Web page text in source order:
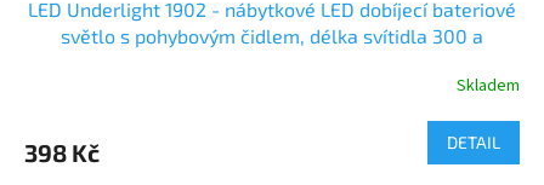
LED Underlight 1902 - nábytkové LED dobíjecí bateriové
světlo s pohybovým čidlem, délka svítidla 300 a
Skladem
398 Kč DETAIL